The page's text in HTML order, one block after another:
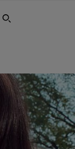
SEARCH